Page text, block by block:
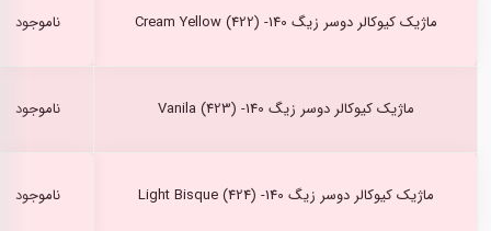
ماژیک کیوکالر دوسر زیگ Cream Yellow (422) -140 ناموجود
ماژیک کیوکالر دوسر زیگ Vanila (423) -140 ناموجود
ماژیک کیوکالر دوسر زیگ Light Bisque (424) -140 ناموجود